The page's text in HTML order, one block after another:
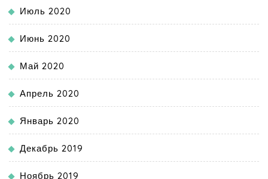
Июль 2020
Июнь 2020
Май 2020
Апрель 2020
Январь 2020
Декабрь 2019
Ноябрь 2019